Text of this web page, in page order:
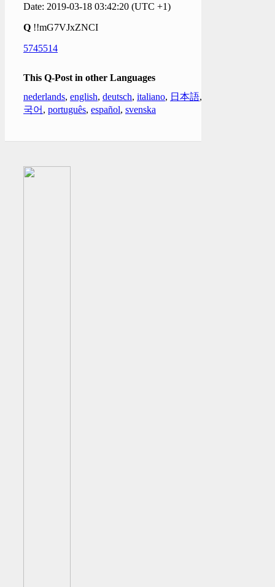
Date: 2019-03-18 03:42:20 (UTC +1)
Q !!mG7VJxZNCI
5745514
This Q-Post in other Languages
nederlands, english, deutsch, italiano, 日本語,
국어 , português, español, svenska